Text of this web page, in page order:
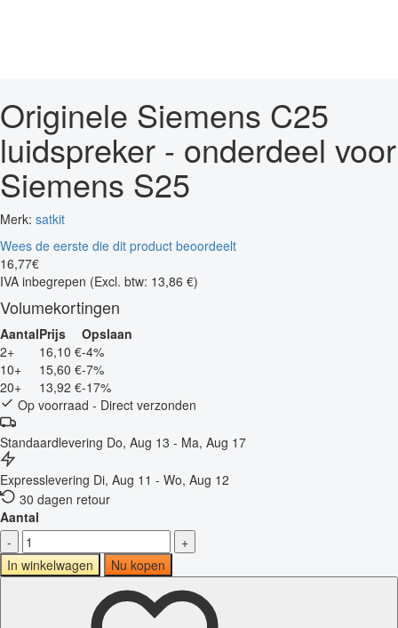
Originele Siemens C25
luidspreker - onderdeel voor
Siemens S25
Merk: satkit
Wees de eerste die dit product beoordeelt
16,77€
IVA inbegrepen (Excl. btw: 13,86 €)
Volumekortingen
AantalPrijs
Opslaan
2+
16,10 €-4%
10+
15,60 €-7%
20+
13,92 €-17%
Op voorraad - Direct verzonden
Standaardlevering Do, Aug 13 - Ma, Aug 17
Expresslevering Di, Aug 11 - Wo, Aug 12
30 dagen retour
Aantal
-
+
In winkelwagen
Nu kopen